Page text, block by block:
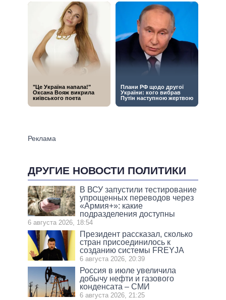
ДРУГИЕ НОВОСТИ ПОЛИТИКИ
В ВСУ запустили тестирование
упрощенных переводов через
«Армия+»: какие
подразделения доступны
6 августа 2026, 18:54
Президент рассказал, сколько
стран присоединилось к
созданию системы FREYJA
6 августа 2026, 20:39
Россия в июле увеличила
добычу нефти и газового
конденсата – СМИ
6 августа 2026, 21:25